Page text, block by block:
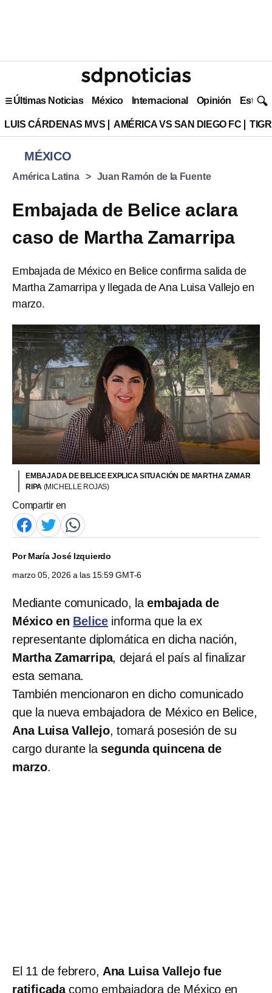
Últimas Noticias México Internacional Opinión Estilo
LUIS CÁRDENAS MVS AMÉRICA VS SAN DIEGO FC
MÉXICO
América Latina Juan Ramón de la Fuente
Embajada de Belice aclara
caso de Martha Zamarripa
Embajada de México en Belice confirma salida de
Martha Zamarripa y llegada de Ana Luisa Vallejo en
marzo.
EMBAJADA DE BELICE EXPLICA SITUACIÓN DE MARTHA ZAMAR
RIPA (MICHELLE ROJAS)
Compartir en
PorMaría José Izquierdo
marzo 05, 2026 a las 15:59 GMT-6
Mediante comunicado, la embajada de
México en Belice informa que la ex
representante diplomática en dicha nación,
Martha Zamarripa, dejará el país al finalizar
esta semana.
También mencionaron en dicho comunicado
que la nueva embajadora de México en Belice,
Ana Luisa Vallejo, tomará posesión de su
cargo durante la segunda quincena de
marzo.
El 11 de febrero, Ana Luisa Vallejo fue
ratificadacomo embajadora de México en